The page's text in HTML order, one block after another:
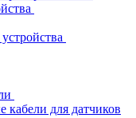
кабели для датчиков